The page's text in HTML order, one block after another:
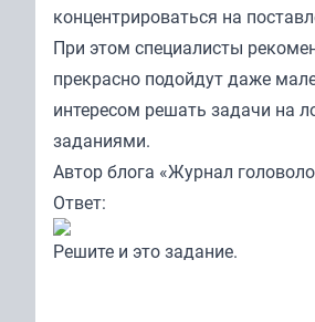
концентрироваться на
При этом специалисты
прекрасно подойдут даже
интересом решать задачи на
заданиями.
Автор блога «Журнал
Ответ:
Решите и этозадание.